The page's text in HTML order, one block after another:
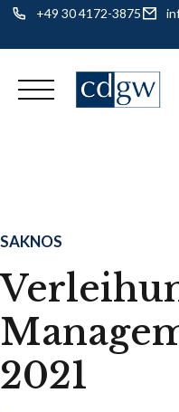
+49 30 4172-3875
SAKNOS
2021